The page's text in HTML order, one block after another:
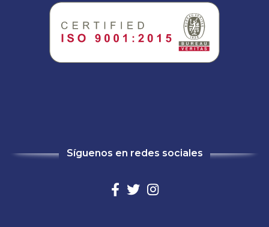
Síguenos en redes sociales